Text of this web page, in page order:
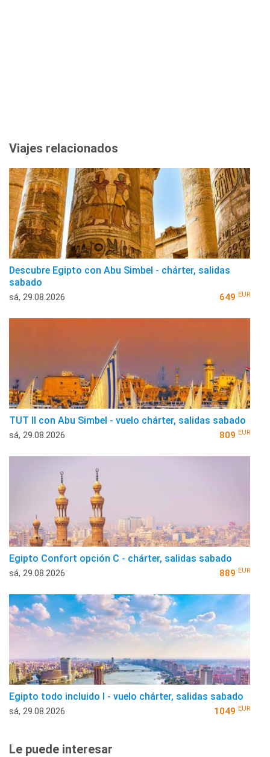
Viajes relacionados
Descubre Egipto con Abu Simbel - chárter, salidas
sabado
sá, 29.08.2026 649 EUR
TUT II con Abu Simbel - vuelo chárter, salidas sabado
sá, 29.08.2026 809 EUR
Egipto Confort opción C - chárter, salidas sabado
sá, 29.08.2026 889 EUR
Egipto todo incluido I - vuelo chárter, salidas sabado
sá, 29.08.2026 1049 EUR
Le puede interesar